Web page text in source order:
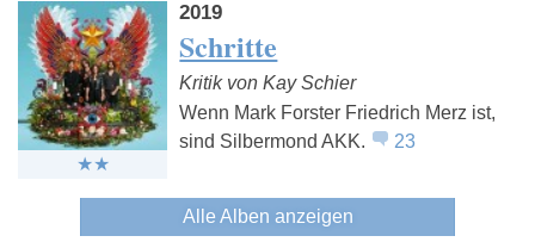
2019
Schritte
Kritik von Kay Schier
Wenn Mark Forster Friedrich Merz ist,
sind Silbermond AKK.
23
Alle Alben anzeigen